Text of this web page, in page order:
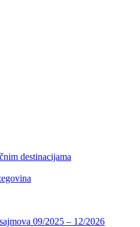
destinacijama
09/2025 – 12/2026